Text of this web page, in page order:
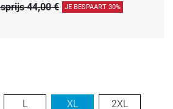
44,00 € JE BESPAART 30%
L XL 2XL